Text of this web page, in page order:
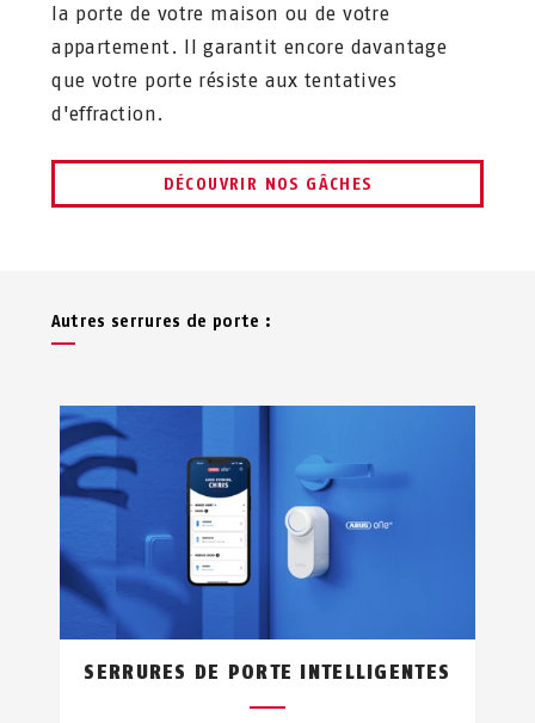
la porte de votre maison ou de votre
appartement. Il garantit encore davantage
que votre porte résiste aux tentatives
d'effraction.
DÉCOUVRIR NOS GÂCHES
Autres serrures de porte :
SERRURES DE PORTE INTELLIGENTES